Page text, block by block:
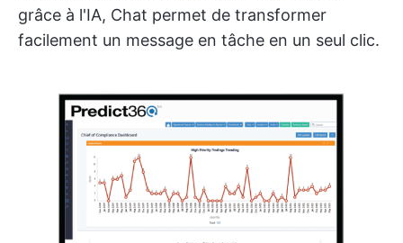
grâce à l'IA, Chat permet de transformer
facilement un message en tâche en un seul clic.